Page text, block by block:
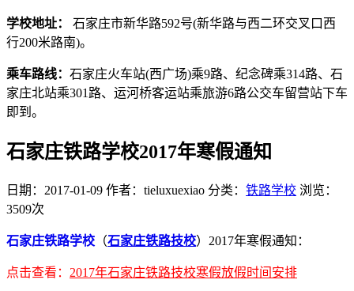
学校地址： 石家庄市新华路592号(新华路与西二环交叉口西
行200米路南)。
乘车路线： 石家庄火车站(西广场)乘9路、纪念碑乘314路、石
家庄北站乘301路、运河桥客运站乘旅游6路公交车留营站下车
即到。
石家庄铁路学校2017年寒假通知
日期：2017-01-09 作者：tieluxuexiao 分类： 铁路学校 浏览：
3509次
石家庄铁路学校 （石家庄铁路技校）2017年寒假通知：
点击查看： 2017年石家庄铁路技校寒假放假时间安排